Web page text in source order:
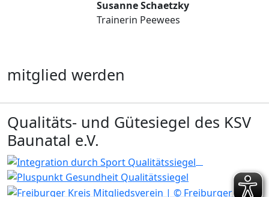
Susanne Schaetzky
Trainerin Peewees
mitglied werden
Qualitäts- und Gütesiegel des KSV
Baunatal e.V.